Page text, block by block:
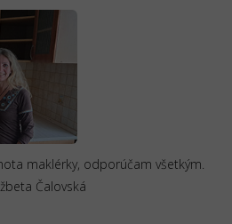
maklérky, odporúčam všetkým.
Čalovská